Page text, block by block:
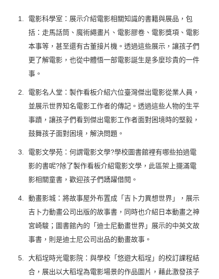
電影科學室：展示介紹電影相關知識的書籍與展品，包
括：走馬話筒、魔術繩畫片、電影膠卷、電影獎項、電影
本事等，甚至還有古董接片機。透過這些展示，讓孩子們
更了解電影，也從中體悟一部電影誕生是多麼珍貴的一件
事。
電影名人堂：製作看板介紹六位臺灣傑出電影從業人員，
並展示世界知名電影工作者的傳記。透過這些人物的生平
事蹟，讓孩子們看到傑出電影工作者面對困境時的堅毅，
鼓舞孩子面對困境，解決問題。
電影文學苑：何謂電影文學?學校圖書館裡有哪些拍過電
影的書呢?除了製作看板介紹電影文學，此區架上擺滿電
影相關童書，歡迎孩子們踴躍借閱。
動畫影城：將故事屋外布置成「吉卜力異想世界」，展示
吉卜力動畫公司出版的故事書，同時也介紹日本動畫之神
宮崎駿；圖書館內的「迪士尼動畫世界」展示的中英文故
事書，則是迪士尼公司出品的動畫故事。
大稻埕時光電影院：與學校「悠遊大稻埕」的校訂課程結
合，展出以大稻埕為電影場景的作品圖片，藉此激發孩子